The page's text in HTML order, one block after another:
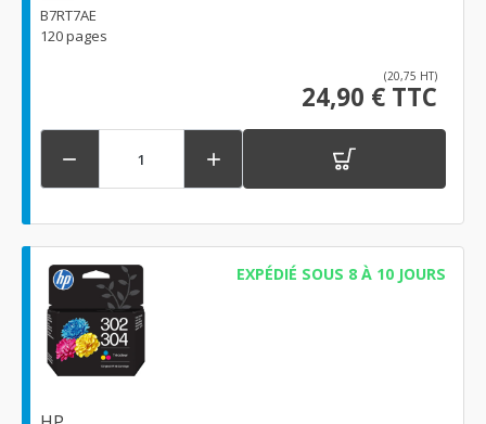
B7RT7AE
120 pages
(20,75 HT)
24,90 € TTC
 
EXPÉDIÉ SOUS 8 À 10 JOURS